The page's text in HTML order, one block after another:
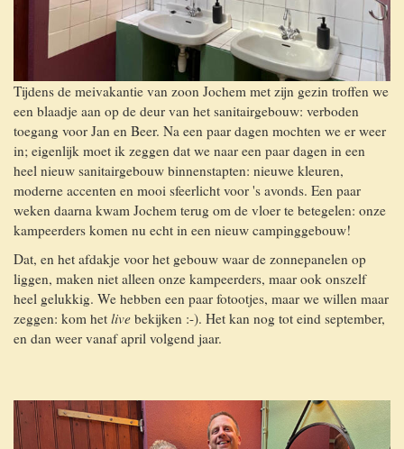
Tijdens de meivakantie van zoon Jochem met zijn gezin troffen we
een blaadje aan op de deur van het sanitairgebouw: verboden
toegang voor Jan en Beer. Na een paar dagen mochten we er weer
in; eigenlijk moet ik zeggen dat we naar een paar dagen in een
heel nieuw sanitairgebouw binnenstapten: nieuwe kleuren,
moderne accenten en mooi sfeerlicht voor 's avonds. Een paar
weken daarna kwam Jochem terug om de vloer te betegelen: onze
kampeerders komen nu echt in een nieuw campinggebouw!
Dat, en het afdakje voor het gebouw waar de zonnepanelen op
liggen, maken niet alleen onze kampeerders, maar ook onszelf
heel gelukkig. We hebben een paar fotootjes, maar we willen maar
zeggen: kom het live bekijken :-). Het kan nog tot eind september,
en dan weer vanaf april volgend jaar.